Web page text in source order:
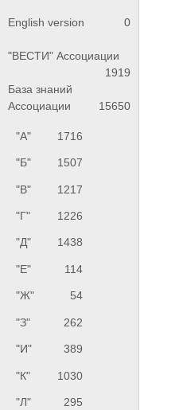
English version 0
"ВЕСТИ" Ассоциации
1919
База знаний
Ассоциации
15650
"А" 1716
"Б" 1507
"В" 1217
"Г" 1226
"Д" 1438
"Е" 114
"Ж" 54
"З" 262
"И" 389
"К" 1030
"Л" 295